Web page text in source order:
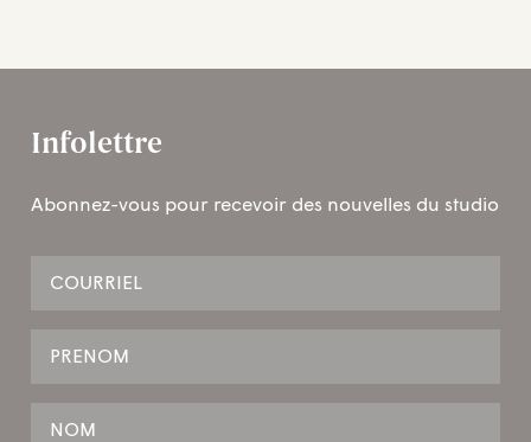
Infolettre
Abonnez-vous pour recevoir des nouvelles du studio